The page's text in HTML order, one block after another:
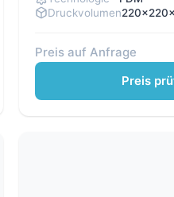
Druckvolumen
Preis auf Anfrage
Preis